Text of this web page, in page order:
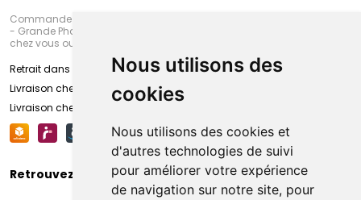
Nous utilisons des
cookies
Nous utilisons des cookies et
d'autres technologies de suivi
pour améliorer votre expérience
de navigation sur notre site, pour
Commandez en ligne et venez chercher votre commande à Amiens
- Grande Pharmacie d’Amiens (Fachon) ou recevez-là rapidement
chez vous ou en point retrait
Retrait dans la pharmacie d’Amiens
Livraison chez vous
Livraison chez votre commerçant
Retrouvez-nous sur vos réseaux sociaux